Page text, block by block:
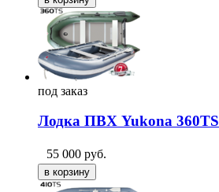
под заказ
Лодка ПВХ Yukona 360TS
55 000 руб.